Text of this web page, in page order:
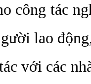
công tác
lao
với các